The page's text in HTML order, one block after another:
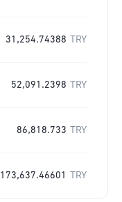
31,254.74388 TRY
52,091.2398 TRY
86,818.733 TRY
173,637.46601 TRY